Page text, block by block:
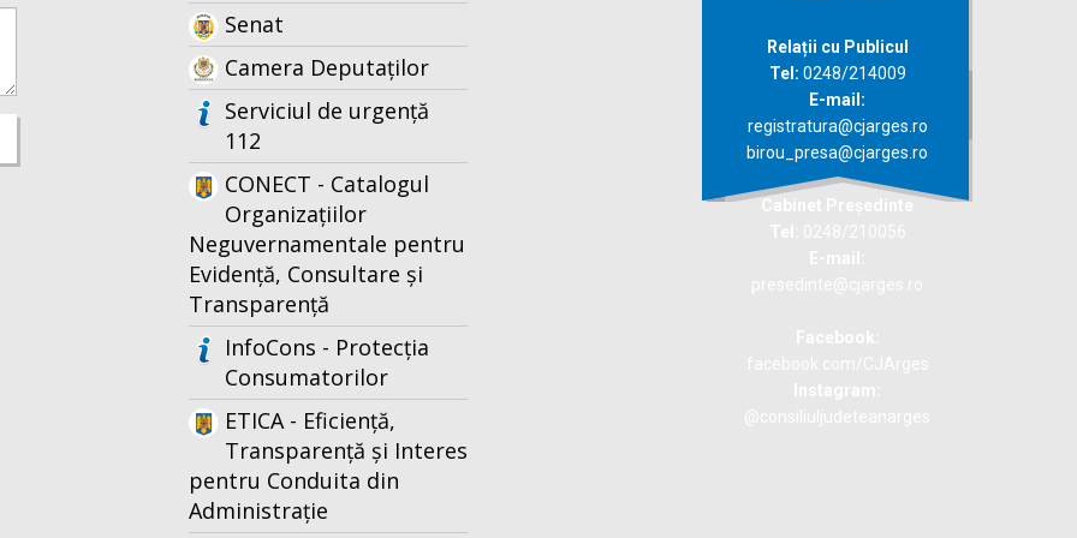
Senat
Camera Deputaților
Serviciul de urgență
112
CONECT - Catalogul
Organizațiilor
Neguvernamentale pentru
Evidență, Consultare și
Transparență
InfoCons - Protecția
Consumatorilor
ETICA - Eficiență,
Transparență și Interes
pentru Conduita din
Administrație
Relații cu Publicul
Tel: 0248/214009
E-mail:
registratura@cjarges.ro
birou_presa@cjarges.ro